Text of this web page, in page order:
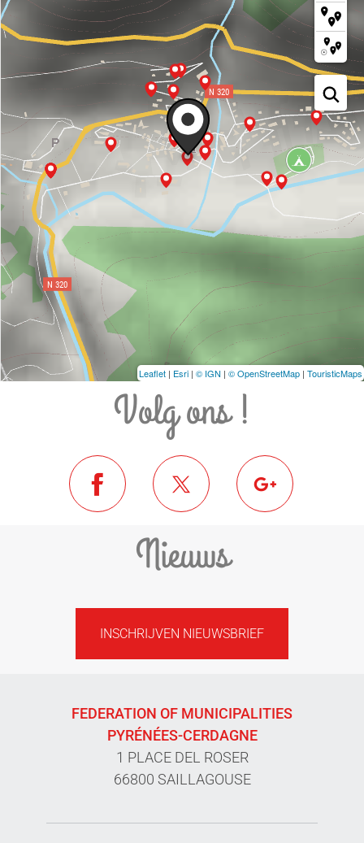
Leaflet | Esri | © IGN | © OpenStreetMap | TouristicMaps
Volg ons !
Nieuws
INSCHRIJVEN NIEUWSBRIEF
FEDERATION OF MUNICIPALITIES
PYRÉNÉES-CERDAGNE
1 PLACE DEL ROSER
66800 SAILLAGOUSE